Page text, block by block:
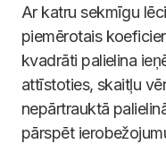
Ar katru sekmīgu
piemērotais
kvadrāti palielina
attīstoties, skaitļu
nepārtrauktā
pārspēt